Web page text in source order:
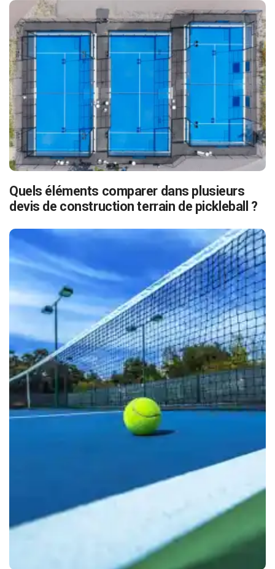
Quels éléments comparer dans plusieurs
devis de construction terrain de pickleball ?